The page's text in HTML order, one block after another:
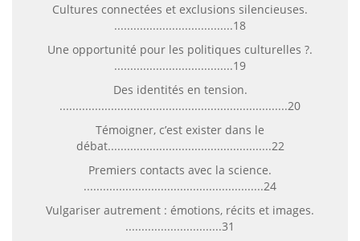
Cultures connectées et exclusions silencieuses.
.....................................18
Une opportunité pour les politiques culturelles ?.
.....................................19
Des identités en tension.
.......................................................................20
Témoigner, c’est exister dans le
débat...................................................22
Premiers contacts avec la science.
........................................................24
Vulgariser autrement : émotions, récits et images.
..............................31